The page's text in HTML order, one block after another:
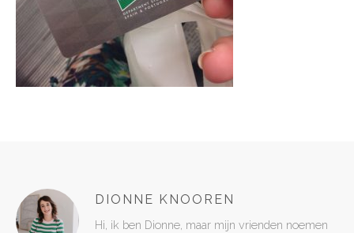
DIONNE KNOOREN
Hi, ik ben Dionne, maar mijn vrienden noemen